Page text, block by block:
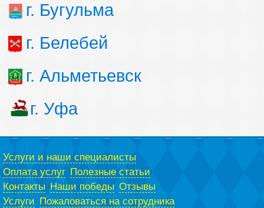
г. Бугульма
г. Белебей
г. Альметьевск
г. Уфа
Услуги и наши специалисты
Оплата услуг Полезные статьи
Контакты Наши победы Отзывы
Услуги Пожаловаться на сотрудника